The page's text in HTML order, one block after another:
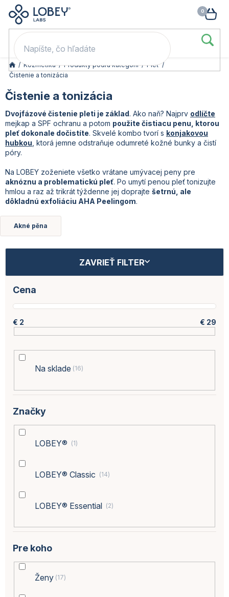
Prejsť
obsah
kódom LOB20 (nad 80 eur). 👉
/ Kozmetika / Produkty podľa kategórií / Pleť /
Čistenie a tonizácia
Čistenie a tonizácia
Dvojfázové čistenie pleti je základ. Ako naň? Najprv odlíčte
mejkap a SPF ochranu a potom použite čistiacu penu, ktorou
pleť dokonale dočistíte. Skvelé kombo tvorí s konjakovou
hubkou , ktorá jemne odstraňuje odumreté kožné bunky a čistí
póry.
Na LOBEY zoženiete všetko vrátane umývacej peny pre
aknóznu a problematickú pleť. Po umytí penou pleť tonizujte
hmlou a raz až trikrát týždenne jej doprajte šetrnú, ale
dôkladnú exfoliáciu AHA Peelingom.
Akné pěna
ZAVRIEŤ FILTER
Cena
€ 2 € 29
Na sklade 16
Značky
LOBEY® 1
LOBEY® Classic 14
LOBEY® Essential 2
Pre koho
Ženy 17
V
p